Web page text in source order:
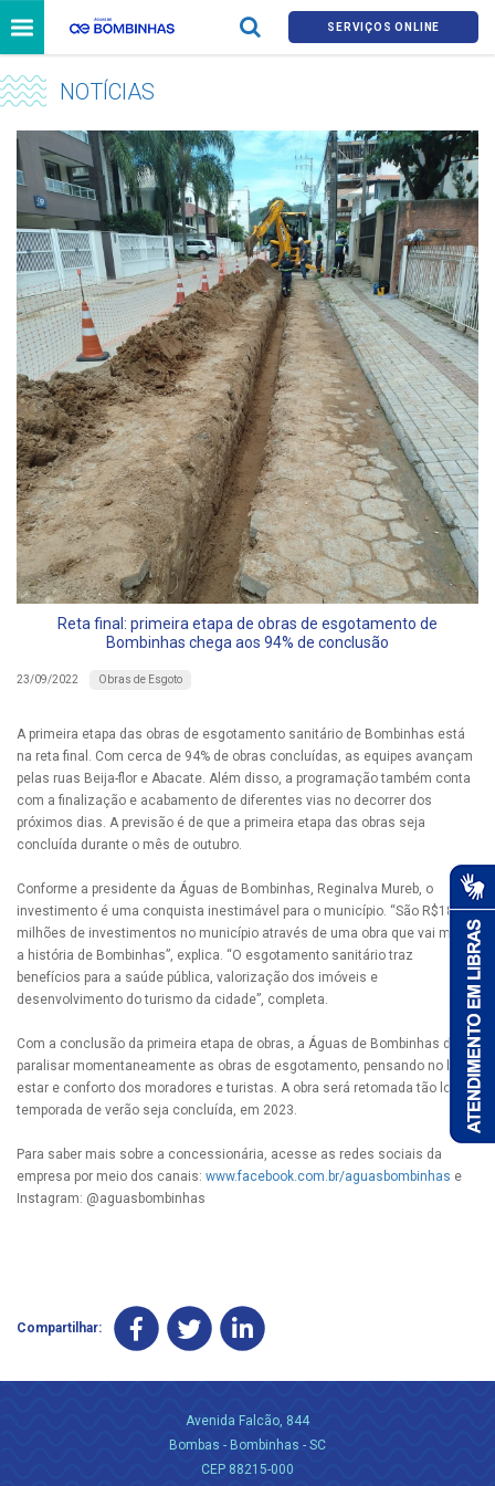
SERVIÇOS ONLINE
NOTÍCIAS
Reta final: primeira etapa de obras de esgotamento de
Bombinhas chega aos 94% de conclusão
23/09/2022 Obras de Esgoto
A primeira etapa das obras de esgotamento sanitário de Bombinhas está
na reta final. Com cerca de 94% de obras concluídas, as equipes avançam
pelas ruas Beija-flor e Abacate. Além disso, a programação também conta
com a finalização e acabamento de diferentes vias no decorrer dos
próximos dias. A previsão é de que a primeira etapa das obras seja
concluída durante o mês de outubro.
Conforme a presidente da Águas de Bombinhas, Reginalva Mureb, o
investimento é uma conquista inestimável para o município. “São R$180
milhões de investimentos no município através de uma obra que vai mudar
a história de Bombinhas”, explica. “O esgotamento sanitário traz
benefícios para a saúde pública, valorização dos imóveis e
desenvolvimento do turismo da cidade”, completa.
Com a conclusão da primeira etapa de obras, a Águas de Bombinhas deve
paralisar momentaneamente as obras de esgotamento, pensando no bem-
estar e conforto dos moradores e turistas. A obra será retomada tão logo a
temporada de verão seja concluída, em 2023.
Para saber mais sobre a concessionária, acesse as redes sociais da
empresa por meio dos canais: www.facebook.com.br/aguasbombinhas e
Instagram: @aguasbombinhas
Compartilhar:
Avenida Falcão, 844
Bombas - Bombinhas - SC
CEP 88215-000